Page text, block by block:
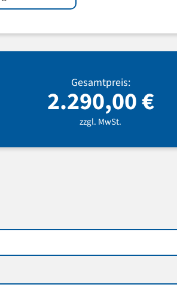
Gesamtpreis:
2.290,00€
zzgl. MwSt.